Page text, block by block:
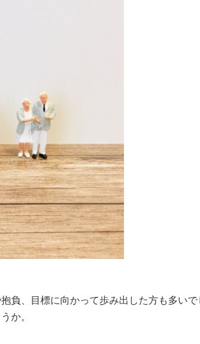
負、目標に向かって歩み出した方も多いで
か。